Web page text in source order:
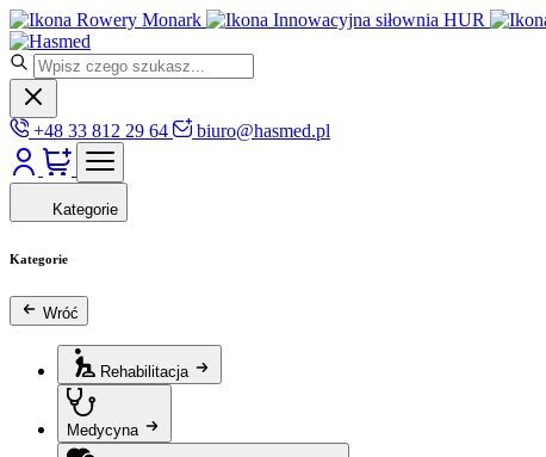
Rowery Monark Innowacyjna siłownia HUR
+48 33 812 29 64 biuro@hasmed.pl
Kategorie
Kategorie
Wróć
Rehabilitacja
Medycyna